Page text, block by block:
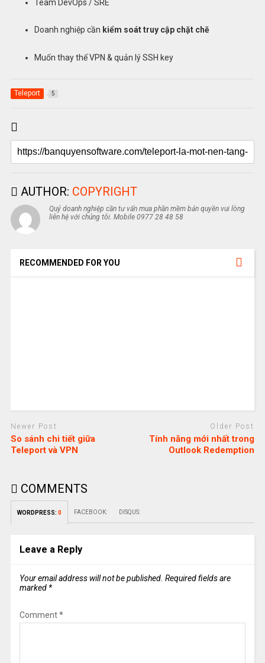
Team DevOps / SRE
Doanh nghiệp cần kiểm soát truy cập chặt chẽ
Muốn thay thế VPN & quản lý SSH key
Teleport 5
AUTHOR: COPYRIGHT
Quý doanh nghiệp cần tư vấn mua phần mềm bản quyền vui lòng
liên hệ với chúng tôi. Mobile 0977 28 48 58
RECOMMENDED FOR YOU
Newer Post
So sánh chi tiết giữa
Teleport và VPN
Older Post
Tính năng mới nhất trong
Outlook Redemption
COMMENTS
WORDPRESS: 0 FACEBOOK: DISQUS:
Leave a Reply
Your email address will not be published. Required fields are
marked *
Comment*